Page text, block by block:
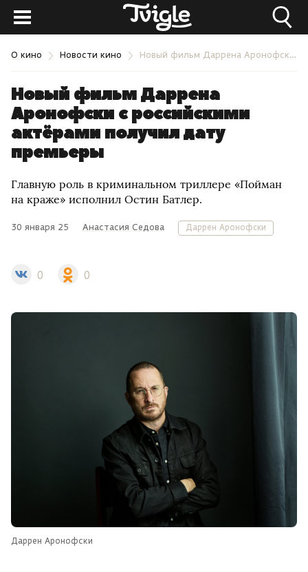
О кино Новости кино Новый фильм Даррена Аронофски с российскими актёрами получил дату премьеры
Новый фильм Даррена
Аронофски с российскими
актёрами получил дату
премьеры
Главную роль в криминальном триллере «Пойман
на краже» исполнил Остин Батлер.
30 января 25 Анастасия Седова Даррен Аронофски
0 0
Даррен Аронофски